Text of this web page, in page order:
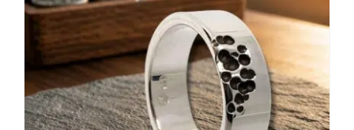
auf
Produktseite
gewählt
werden